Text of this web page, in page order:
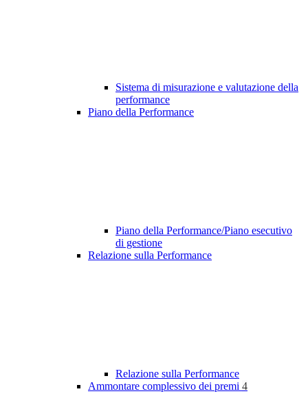
Sistema di misurazione e valutazione della
performance
Piano della Performance
Piano della Performance/Piano esecutivo
di gestione
Relazione sulla Performance
Relazione sulla Performance
Ammontare complessivo dei premi 4